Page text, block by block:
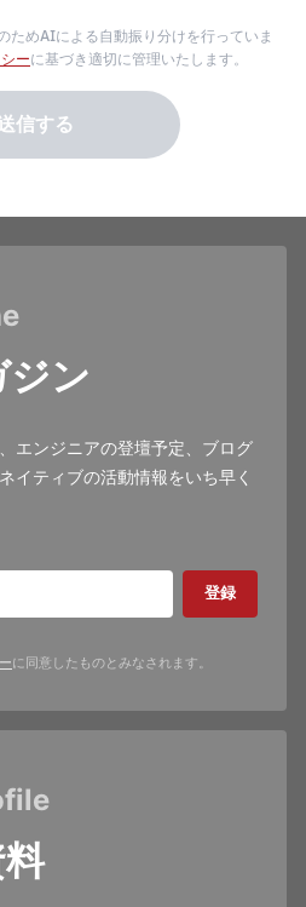
ためAIによる自動振り分けを行っていま
ーに基づき適切に管理いたします。
信する
ジン
エンジニアの登壇予定、ブログ
イティブの活動情報をいち早く
登録
に同意したものとみなされます。